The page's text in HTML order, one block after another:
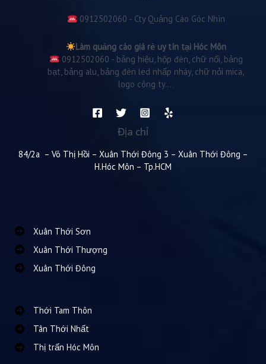
0912502060 - Cty Quảng Cáo Góc Nhìn
Làm quảng cáo giá rẻ uy tín tại Hóc Môn
0912502060 - bảng hiệu, hộp đèn, chữ nổi, bảng
bạt, bảng alu, bảng đèn led nhấp nháy, chữ nỏi mica,
logo công ty....
Địa chỉ
84/2a – Võ Thị Hồi – Xuân Thới Đông 3 – Xuân Thới Đông –
H.Hóc Môn – Tp.HCM
Xuân Thới Sơn
Xuân Thới Thượng
Xuân Thới Đông
Thới Tam Thôn
Tân Thới Nhất
Thị trấn Hóc Môn